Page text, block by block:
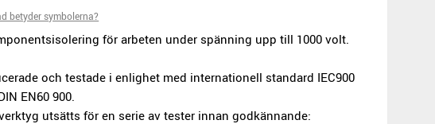
betyder symbolerna?
för arbeten under spänning upp till 1000 volt.
och testade i enlighet med internationell standard IEC900
EN60 900.
utsätts för en serie av tester innan godkännande: